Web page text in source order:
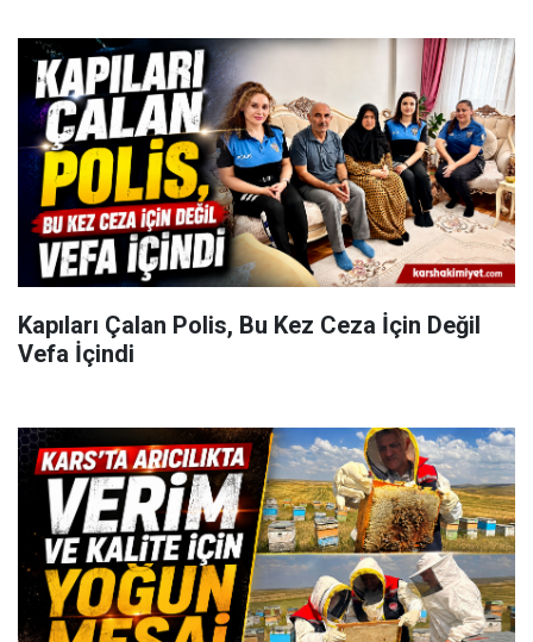
Kapıları Çalan Polis, Bu Kez Ceza İçin Değil
Vefa İçindi